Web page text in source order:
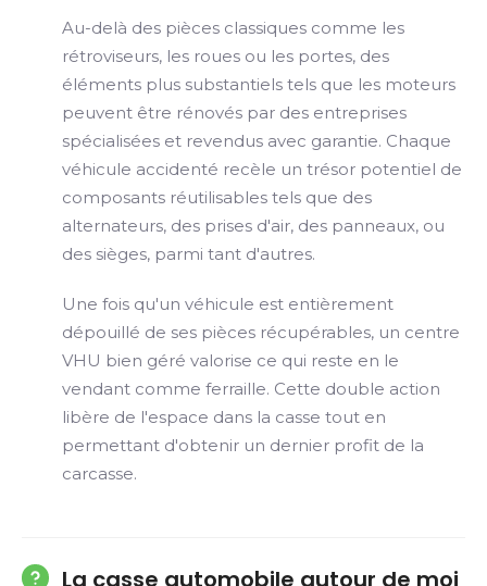
Au-delà des pièces classiques comme les
rétroviseurs, les roues ou les portes, des
éléments plus substantiels tels que les moteurs
peuvent être rénovés par des entreprises
spécialisées et revendus avec garantie. Chaque
véhicule accidenté recèle un trésor potentiel de
composants réutilisables tels que des
alternateurs, des prises d'air, des panneaux, ou
des sièges, parmi tant d'autres.
Une fois qu'un véhicule est entièrement
dépouillé de ses pièces récupérables, un centre
VHU bien géré valorise ce qui reste en le
vendant comme ferraille. Cette double action
libère de l'espace dans la casse tout en
permettant d'obtenir un dernier profit de la
carcasse.
La casse automobile autour de moi